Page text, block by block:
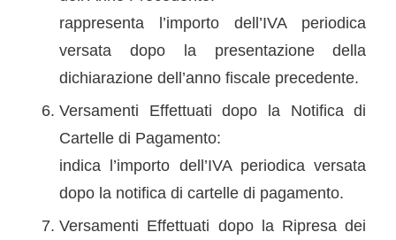
rappresenta l’importo dell’IVA periodica
versata dopo la presentazione della
dichiarazione dell’anno fiscale precedente.
Versamenti Effettuati dopo la Notifica di
Cartelle di Pagamento:
indica l’importo dell’IVA periodica versata
dopo la notifica di cartelle di pagamento.
Versamenti Effettuati dopo la Ripresa dei